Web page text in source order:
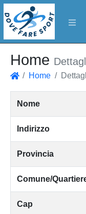
Home
Home
Nome
Indirizzo
Provincia
Comune/
Cap